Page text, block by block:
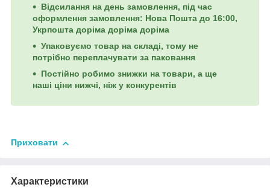
Відсилання на день замовлення, під час
оформлення замовлення: Нова Пошта до 16:00,
Укрпошта доріма доріма доріма
Упаковуємо товар на складі, тому не
потрібно переплачувати за паковання
Постійно робимо знижки на товари, а ще
наші ціни нижчі, ніж у конкурентів
Приховати
Характеристики